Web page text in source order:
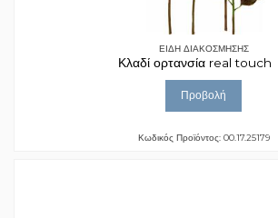
ΕΙΔΗ ΔΙΑΚΟΣΜΗΣΗΣ
Κλαδί ορτανσία real touch
Προβολή
Κωδικός Προϊόντος: 00.17.25179